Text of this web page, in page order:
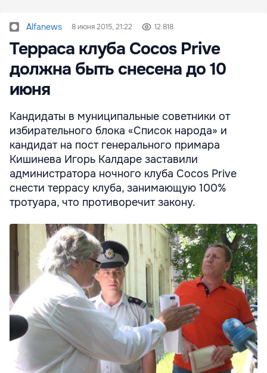
Alfanews 8 июня 2015, 21:22 12 818
Терраса клуба Cocos Prive
должна быть снесена до 10
июня
Кандидаты в муниципальные советники от
избирательного блока «Список народа» и
кандидат на пост генерального примара
Кишинева Игорь Калдаре заставили
администратора ночного клуба Cocos Prive
снести террасу клуба, занимающую 100%
тротуара, что противоречит закону.